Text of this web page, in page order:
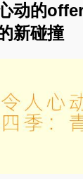
动的
新碰撞